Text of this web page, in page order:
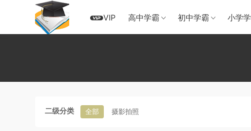
VIP 高中学霸 初中学霸 小学
二级分类 全部 摄影拍照